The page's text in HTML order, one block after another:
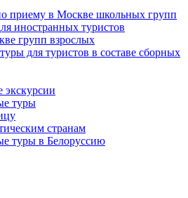
приему в Москве школьных групп
иностранных туристов
групп взрослых
для туристов в составе сборных
туры
странам
туры в Белоруссию